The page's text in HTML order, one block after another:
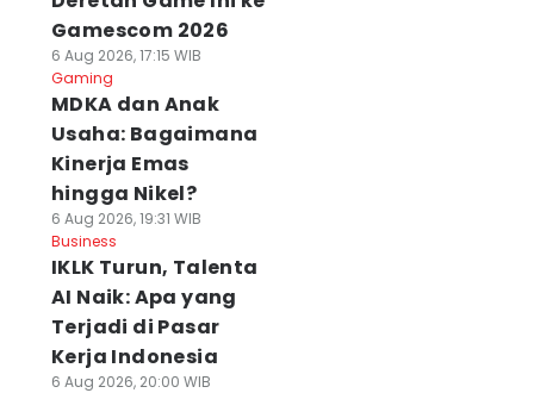
Gamescom 2026
6 Aug 2026, 17:15 WIB
Gaming
MDKA dan Anak
Usaha: Bagaimana
Kinerja Emas
hingga Nikel?
6 Aug 2026, 19:31 WIB
Business
IKLK Turun, Talenta
AI Naik: Apa yang
Terjadi di Pasar
Kerja Indonesia
6 Aug 2026, 20:00 WIB